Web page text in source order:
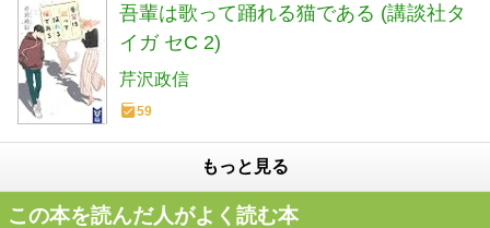
吾輩は歌って踊れる猫である (講談社タ
イガ セC 2)
芹沢政信
59
もっと見る
この本を読んだ人がよく読む本